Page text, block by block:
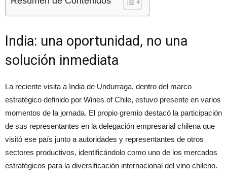
India: una oportunidad, no una
solución inmediata
La reciente visita a India de Undurraga, dentro del marco
estratégico definido por Wines of Chile, estuvo presente en varios
momentos de la jornada. El propio gremio destacó la participación
de sus representantes en la delegación empresarial chilena que
visitó ese país junto a autoridades y representantes de otros
sectores productivos, identificándolo como uno de los mercados
estratégicos para la diversificación internacional del vino chileno.